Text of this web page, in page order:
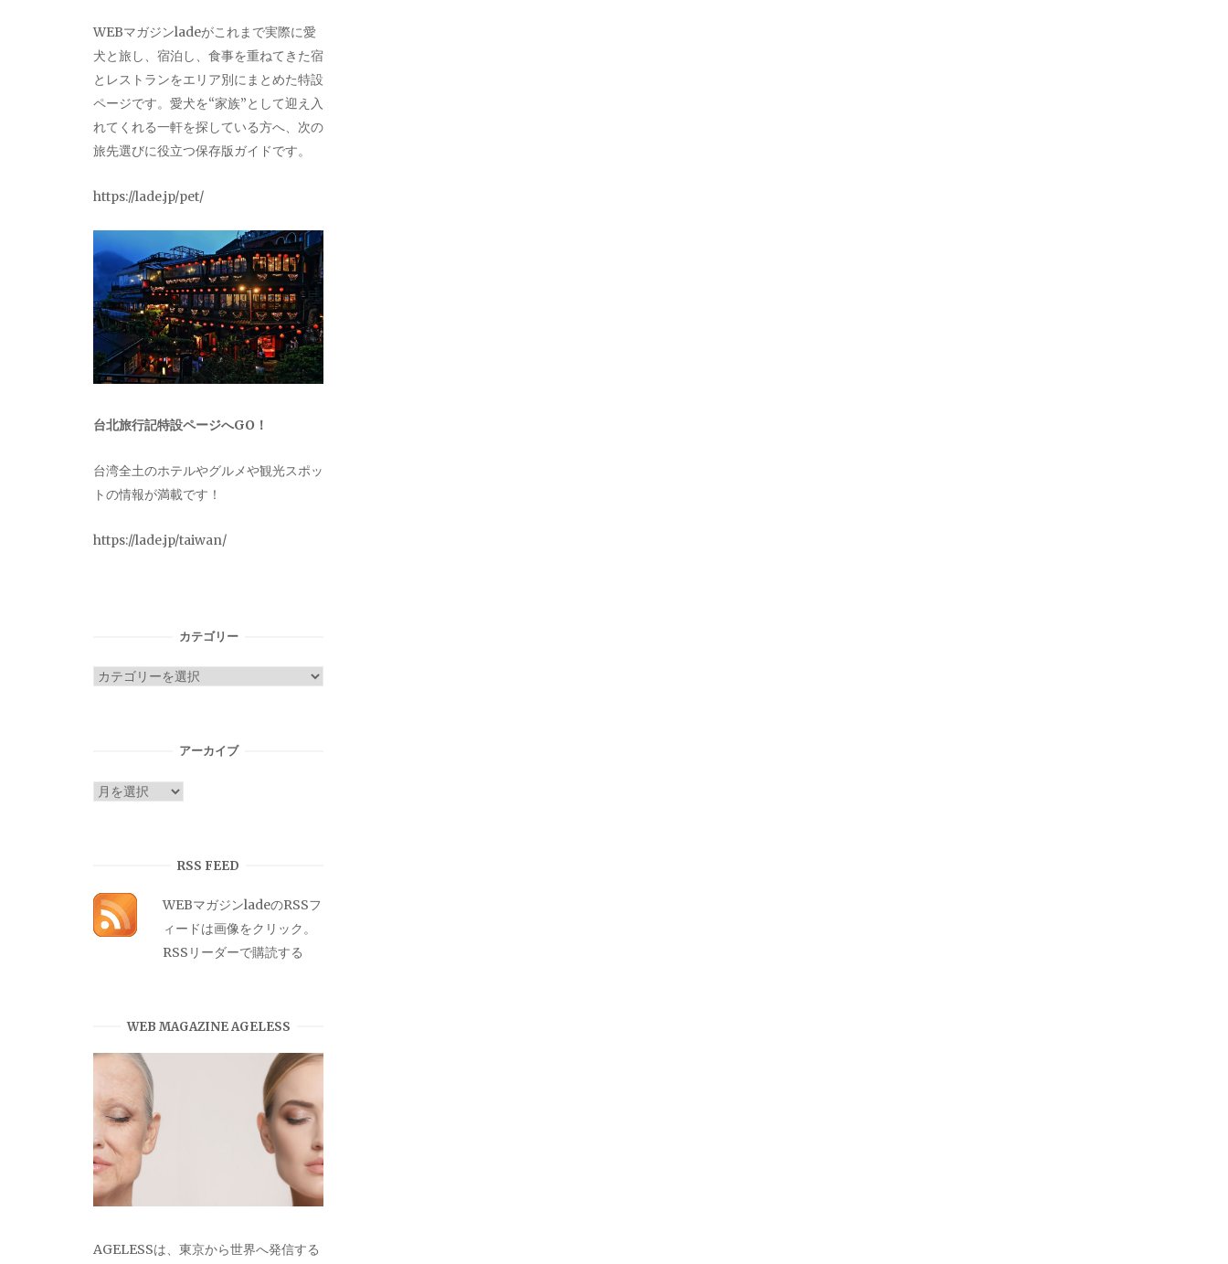
WEBマガジンladeがこれまで実際に愛
犬と旅し、宿泊し、食事を重ねてきた宿
とレストランをエリア別にまとめた特設
ページです。愛犬を“家族”として迎え入
れてくれる一軒を探している方へ、次の
旅先選びに役立つ保存版ガイドです。
https://lade.jp/pet/
台北旅行記特設ページへGO！
台湾全土のホテルやグルメや観光スポッ
トの情報が満載です！
https://lade.jp/taiwan/
カテゴリー
カ
アーカイブ
ア
RSS FEED
WEBマガジンladeのRSSフ
ィードは画像をクリック。
RSSリーダーで購読する
WEB MAGAZINE AGELESS
AGELESSは、東京から世界へ発信する